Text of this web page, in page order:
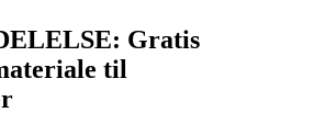
Gratis
til